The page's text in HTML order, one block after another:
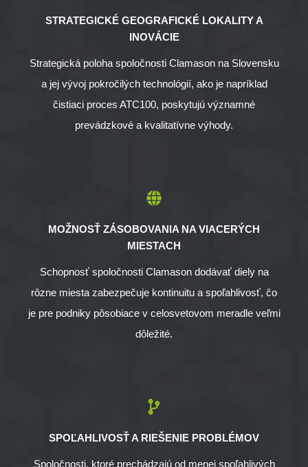
STRATEGICKÉ GEOGRAFICKÉ LOKALITY A
INOVÁCIE
Strategická poloha spoločnosti Clamason na Slovensku
a jej vývoj pokročilých technológií, ako je napríklad
čistiaci proces ATC100, poskytujú významné
prevádzkové a kvalitatívne výhody.
MOŽNOSŤ ZÁSOBOVANIA NA VIACERÝCH
MIESTACH
Schopnosť spoločnosti Clamason dodávať diely na
rôzne miesta zabezpečuje kontinuitu a spoľahlivosť, čo
je pre podniky pôsobiace v celosvetovom meradle veľmi
dôležité.
SPOĽAHLIVOSŤ A RIEŠENIE PROBLÉMOV
Spoločnosti, ktoré prechádzajú od menej spoľahlivých